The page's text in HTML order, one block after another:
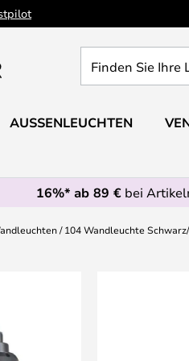
Sie
Leuchte...
AUSSENLEUCHTEN
16%* ab 89 €bei
104 Wandleuchte